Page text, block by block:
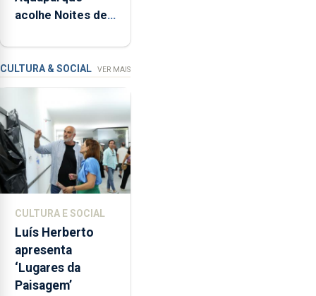
entre
e
2025
na
Foi
ainda
determinada
suspensão
ou
de
estabelecimentos
em
24
ocasiões
acolhe Noites de
setembro
CULTURA & SOCIAL VER MAIS
CULTURA E SOCIAL
Luís Herberto
apresenta
‘Lugares da
Paisagem’